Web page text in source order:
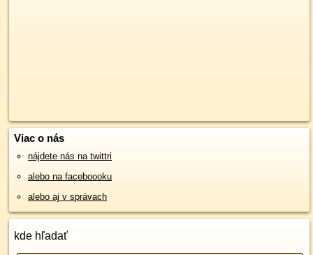
Viac o nás
nájdete nás na twittri
alebo na faceboooku
alebo aj v správach
kde hľadať